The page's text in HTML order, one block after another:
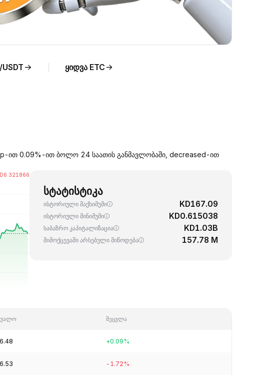
ყიდვა ETC
ით 0.09%-ით ბოლო 24 საათის განმავლობაში, decreased-ით
6.321866
სტატისტიკა
ისტორიული მაქსიმუმი KD167.09
ისტორიული მინიმუმი KD0.615038
საბაზრო კაპიტალიზაცია KD1.03B
მიმოქცევაში არსებული მიწოდება 157.78 M
შეცვლა
+0.09%
-1.72%